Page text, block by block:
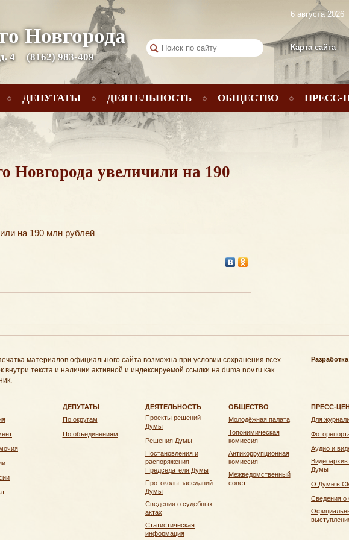
Новгорода
4 (8162) 983-409
Карта сайта
6 августа 2026
ДЕПУТАТЫ ДЕЯТЕЛЬНОСТЬ ОБЩЕСТВО ПРЕСС-
Новгорода увеличили на 190
на 190 млн рублей
материалов официального сайта возможна при условии сохранения всех
внутри текста и наличии активной и индексируемой ссылки на duma.nov.ru как
ДЕПУТАТЫ
По округам
По объединениям
ДЕЯТЕЛЬНОСТЬ
Проекты решений
Думы
Решения Думы
Постановления и
распоряжения
Председателя Думы
Протоколы заседаний
Думы
Сведения о судебных
актах
Статистическая
информация
ОБЩЕСТВО
Молодёжная палата
Топонимическая
комиссия
Антикоррупционная
комиссия
Межведомственный
совет
ПРЕСС-
Для
Аудио и
Думы
О Думе в
Сведения